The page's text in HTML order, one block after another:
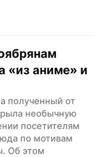
«из аниме» и
полученный от
необычную
посетителям
по мотивам
Об этом